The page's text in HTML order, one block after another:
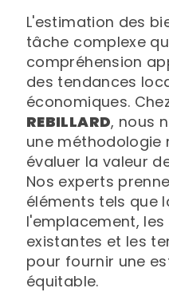
L'estimation des
tâche complexe
compréhension
des tendances
économiques.
REBILLARD, nous
une méthodologie
évaluer la valeur
Nos experts
éléments tels que
l'emplacement,
existantes et les
pour fournir une
équitable.